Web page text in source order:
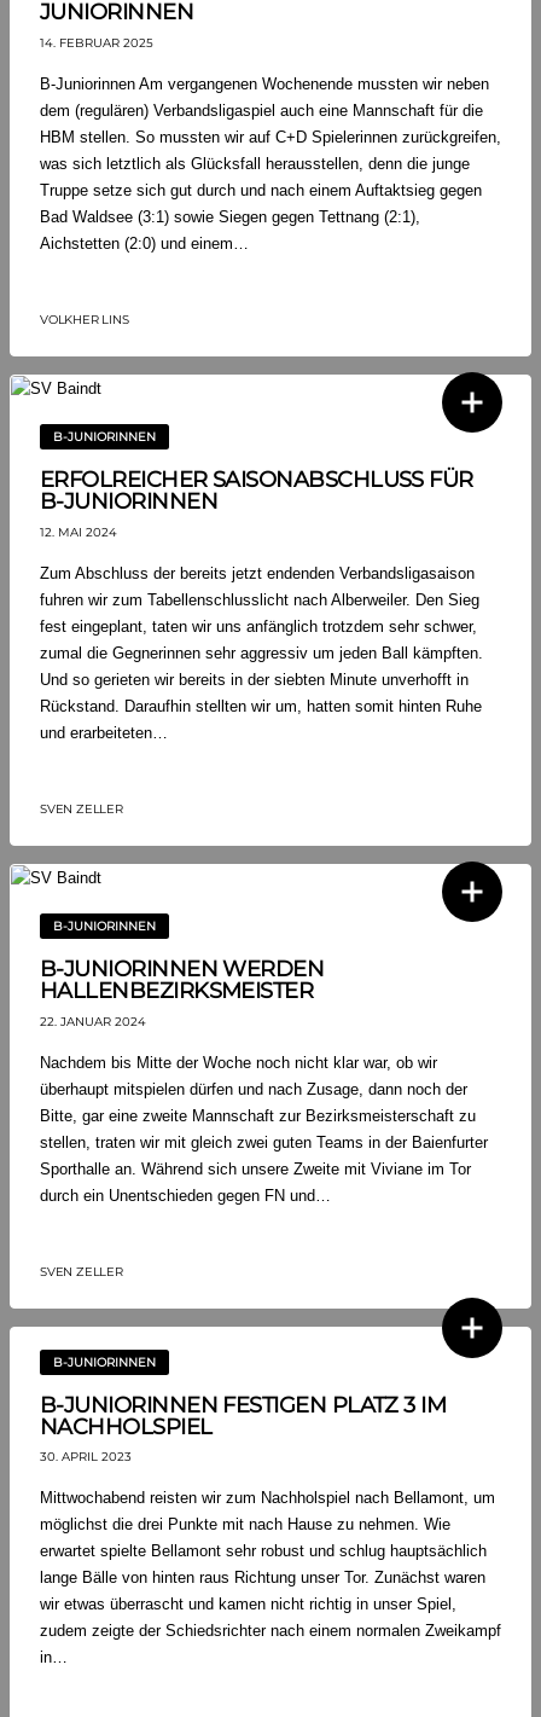
JUNIORINNEN
14. FEBRUAR 2025
B-Juniorinnen Am vergangenen Wochenende mussten wir neben
dem (regulären) Verbandsligaspiel auch eine Mannschaft für die
HBM stellen. So mussten wir auf C+D Spielerinnen zurückgreifen,
was sich letztlich als Glücksfall herausstellen, denn die junge
Truppe setze sich gut durch und nach einem Auftaktsieg gegen
Bad Waldsee (3:1) sowie Siegen gegen Tettnang (2:1),
Aichstetten (2:0) und einem…
VOLKHER LINS
B-JUNIORINNEN
ERFOLREICHER SAISONABSCHLUSS FÜR
B-JUNIORINNEN
12. MAI 2024
Zum Abschluss der bereits jetzt endenden Verbandsligasaison
fuhren wir zum Tabellenschlusslicht nach Alberweiler. Den Sieg
fest eingeplant, taten wir uns anfänglich trotzdem sehr schwer,
zumal die Gegnerinnen sehr aggressiv um jeden Ball kämpften.
Und so gerieten wir bereits in der siebten Minute unverhofft in
Rückstand. Daraufhin stellten wir um, hatten somit hinten Ruhe
und erarbeiteten…
SVEN ZELLER
B-JUNIORINNEN
B-JUNIORINNEN WERDEN
HALLENBEZIRKSMEISTER
22. JANUAR 2024
Nachdem bis Mitte der Woche noch nicht klar war, ob wir
überhaupt mitspielen dürfen und nach Zusage, dann noch der
Bitte, gar eine zweite Mannschaft zur Bezirksmeisterschaft zu
stellen, traten wir mit gleich zwei guten Teams in der Baienfurter
Sporthalle an. Während sich unsere Zweite mit Viviane im Tor
durch ein Unentschieden gegen FN und…
SVEN ZELLER
B-JUNIORINNEN
B-JUNIORINNEN FESTIGEN PLATZ 3 IM
NACHHOLSPIEL
30. APRIL 2023
Mittwochabend reisten wir zum Nachholspiel nach Bellamont, um
möglichst die drei Punkte mit nach Hause zu nehmen. Wie
erwartet spielte Bellamont sehr robust und schlug hauptsächlich
lange Bälle von hinten raus Richtung unser Tor. Zunächst waren
wir etwas überrascht und kamen nicht richtig in unser Spiel,
zudem zeigte der Schiedsrichter nach einem normalen Zweikampf
in…